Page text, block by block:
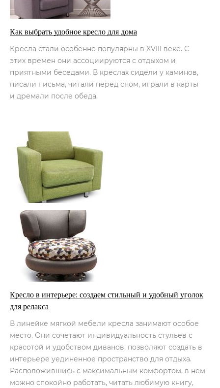
Как выбрать удобное кресло для дома
Кресла стали особенно популярны в XVIII веке. С
этих времен они ассоциируются с отдыхом и
приятными беседами. В креслах сидели у каминов,
писали письма, читали перед сном, играли в карты
и дремали после обеда.
Кресло в интерьере: создаем стильный и удобный уголок
для релакса
В линейке мягкой мебели кресла занимают особое
место. Они сочетают индивидуальность стульев с
красотой и удобством диванов, позволяют создать в
интерьере уединенное пространство для отдыха.
Расположившись с максимальным комфортом, в нем
можно спокойно работать, читать любимую книгу,